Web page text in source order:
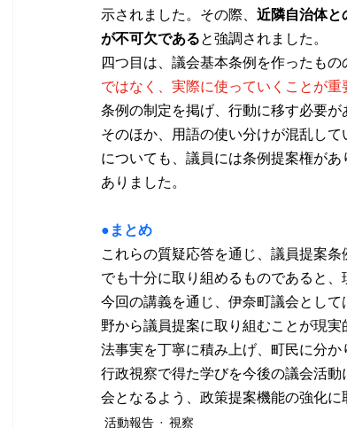
示されました。その際、 近隣自治体と
が不可欠であると強調されました。
四つ目は、議会基本条例を作ったも
ではなく、実際に使っていくことが重
条例の制定を掲げ、行動に移す必要が
そのほか、用語の使い分けが混乱し
についても、議員には条例提案権が
ありました。
●まとめ
これらの質疑応答を通じ、議員提案
でも十分に取り組めるものであると、
今回の講義を通じ、伊奈町議会とし
野から議員提案に取り組むことが現
法事実を丁寧に積み上げ、町民に分か
行政視察で得た学びを今後の議会活
会となるよう、政策提案機能の強化に
活動報告 視察